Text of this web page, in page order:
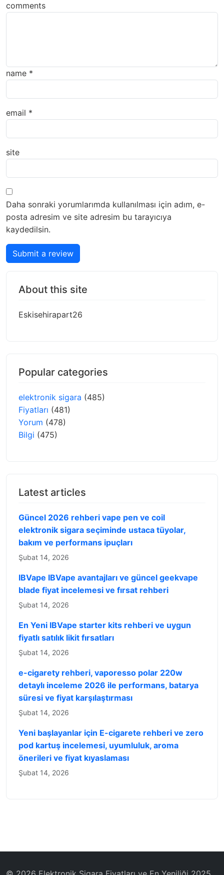
comments
name *
email *
site
Daha sonraki yorumlarımda kullanılması için adım, e-
posta adresim ve site adresim bu tarayıcıya
kaydedilsin.
Submit a review
About this site
Eskisehirapart26
Popular categories
elektronik sigara (485)
Fiyatları (481)
Yorum (478)
Bilgi (475)
Latest articles
Güncel 2026 rehberi vape pen ve coil
elektronik sigara seçiminde ustaca tüyolar,
bakım ve performans ipuçları
Şubat 14, 2026
IBVape IBVape avantajları ve güncel geekvape
blade fiyat incelemesi ve fırsat rehberi
Şubat 14, 2026
En Yeni IBVape starter kits rehberi ve uygun
fiyatlı satılık likit fırsatları
Şubat 14, 2026
e-cigarety rehberi, vaporesso polar 220w
detaylı inceleme 2026 ile performans, batarya
süresi ve fiyat karşılaştırması
Şubat 14, 2026
Yeni başlayanlar için E-cigarete rehberi ve zero
pod kartuş incelemesi, uyumluluk, aroma
önerileri ve fiyat kıyaslaması
Şubat 14, 2026